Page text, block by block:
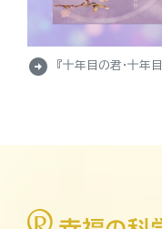
arrow_circle_right 『十年目の君・十年目